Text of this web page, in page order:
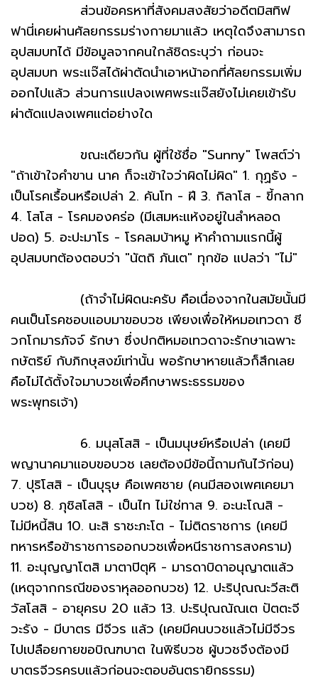
ส่วนข้อครหาที่สังคมสงสัยว่าอดีตมิสทิฟ
ฟานี่เคยผ่านศัลยกรรมร่างกายมาแล้ว เหตุใดจึงสามารถ
อุปสมบทได้ มีข้อมูลจากคนใกล้ชิดระบุว่า ก่อนจะ
อุปสมบท พระแจ๊สได้ผ่าตัดนำเอาหน้าอกที่ศัลยกรรมเพิ่ม
ออกไปแล้ว ส่วนการแปลงเพศพระแจ๊สยังไม่เคยเข้ารับ
ผ่าตัดแปลงเพศแต่อย่างใด
ขณะเดียวกัน ผู้ที่ใช้ชื่อ "Sunny" โพสต์ว่า
"ถ้าเข้าใจคำขาน นาค ก็จะเข้าใจว่าผิดไม่ผิด" 1. กุฏธัง -
เป็นโรคเรื้อนหรือเปล่า 2. คันโท - ฝี 3. กิลาโส - ขี้กลาก
4. โสโส - โรคมองคร่อ (มีเสมหะแห้งอยู่ในลำหลอด
ปอด) 5. อะปะมาโร - โรคลมบ้าหมู ห้าคำถามแรกนี้ผู้
อุปสมบทต้องตอบว่า "นัตถิ ภันเต" ทุกข้อ แปลว่า "ไม่"
(ถ้าจำไม่ผิดนะครับ คือเนื่องจากในสมัยนั้นมี
คนเป็นโรคชอบแอบมาขอบวช เพียงเพื่อให้หมอเทวดา ชี
วกโกมารภัจจ์ รักษา ซึ่งปกติหมอเทวดาจะรักษาเฉพาะ
กษัตริย์ กับภิกษุสงฆ์เท่านั้น พอรักษาหายแล้วก็สึกเลย
คือไม่ได้ตั้งใจมาบวชเพื่อศึกษาพระธรรมของ
พระพุทธเจ้า)
6. มนุสโสสิ - เป็นมนุษย์หรือเปล่า (เคยมี
พญานาคมาแอบขอบวช เลยต้องมีข้อนี้ถามกันไว้ก่อน)
7. ปุริโสสิ - เป็นบุรุษ คือเพศชาย (คนมีสองเพศเคยมา
บวช) 8. ภุชิสโสสิ - เป็นไท ไม่ใช่ทาส 9. อะนะโณสิ -
ไม่มีหนี้สิน 10. นะสิ ราชะภะโต - ไม่ติดราชการ (เคยมี
ทหารหรือข้าราชการออกบวชเพื่อหนีราชการสงคราม)
11. อะนุญญาโตสิ มาตาปิตุหิ - มารดาบิดาอนุญาตแล้ว
(เหตุจากกรณีของราหุลออกบวช) 12. ปะริปุณณะวีสะติ
วัสโสสิ - อายุครบ 20 แล้ว 13. ปะริปุณณัณเต ปัตตะจี
วะรัง - มีบาตร มีจีวร แล้ว (เคยมีคนบวชแล้วไม่มีจีวร
ไปเปลือยกายขอบิณฑบาต ในพิธีบวช ผู้บวชจึงต้องมี
บาตรจีวรครบแล้วก่อนจะตอบอันตรายิกธรรม)